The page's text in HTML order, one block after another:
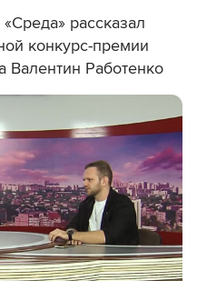
рассказал
конкурс-премии
Валентин Работенко